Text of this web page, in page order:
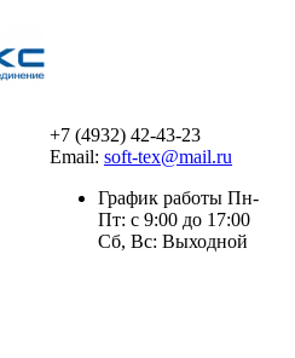
+7 (4932) 42-43-23
Email: soft-tex@mail.ru
График работы Пн-
Пт: с 9:00 до 17:00
Сб, Вс: Выходной